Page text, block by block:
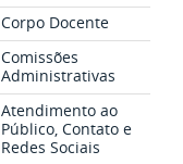
Corpo Docente
Comissões
Administrativas
Atendimento ao
Público, Contato e
Redes Sociais